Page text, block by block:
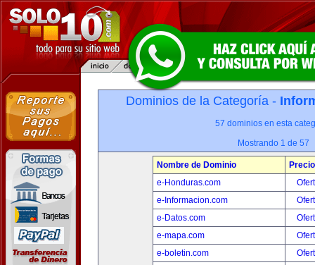
Dominios de la Categoría -
57 dominios en esta
Mostrando 1 de 57
Nombre de Dominio
Precio
e-Honduras.com
e-Informacion.com
e-Datos.com
e-mapa.com
e-boletin.com